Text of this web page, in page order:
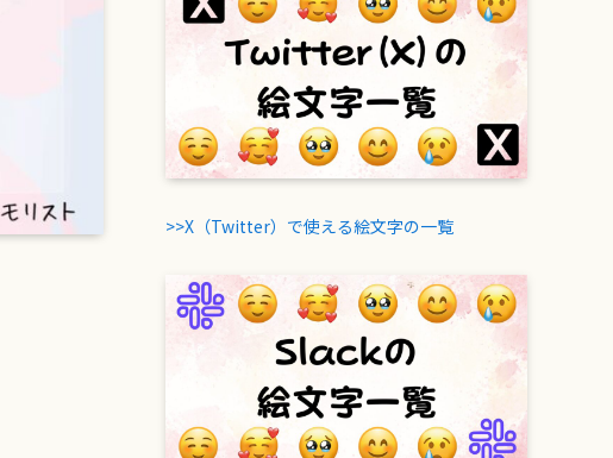
>>X（Twitter）で使える絵文字の一覧